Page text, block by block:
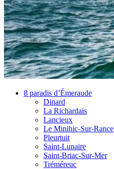
8 paradis d’Émeraude
Dinard
La Richardais
Lancieux
Le Minihic-Sur-Rance
Pleurtuit
Saint-Lunaire
Saint-Briac-Sur-Mer
Tréméreuc